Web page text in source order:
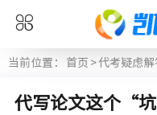
当前位置： 首页 >代考疑虑解
代写论文这个“